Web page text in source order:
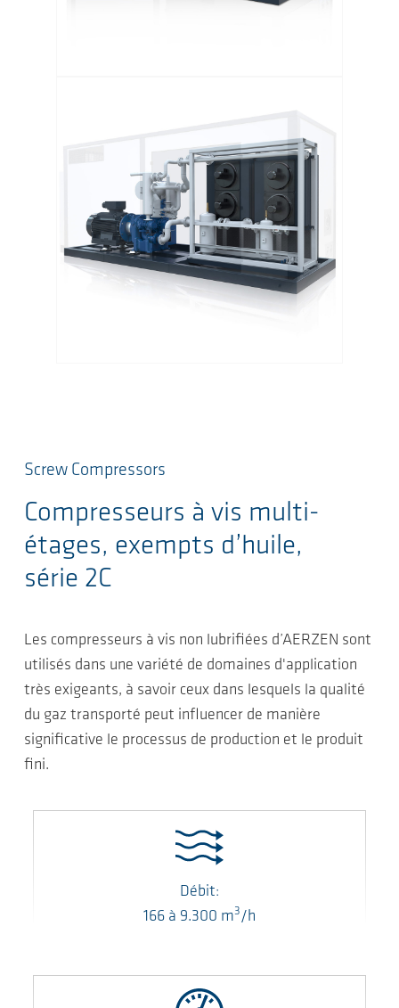
Screw Compressors
Compresseurs à vis multi-
étages, exempts d’huile,
série 2C
Les compresseurs à vis non lubrifiées d’AERZEN sont
utilisés dans une variété de domaines d'application
très exigeants, à savoir ceux dans lesquels la qualité
du gaz transporté peut influencer de manière
significative le processus de production et le produit
fini.
Débit:
166 à 9.300 m3/h